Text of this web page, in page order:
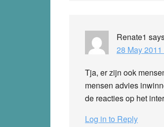
Renate1
28 May 2011
Tja, er zijn ook
mensen advies
de reacties op het
Log in to Reply